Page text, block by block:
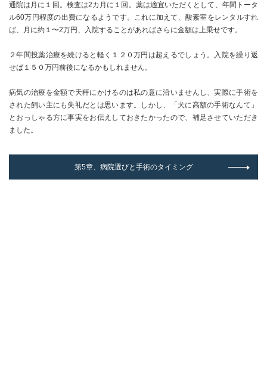
通院は月に１回。検査は2カ月に１回。薬は適宜いただくとして、年間トータ
ル60万円程度の出費になるようです。これに加えて、酸素室をレンタルすれ
ば、月に約１〜2万円、入院することがあればさらに金額は上乗せです。
２年間投薬治療を続けると軽く１２０万円は超えるでしょう。入院を繰り返
せば１５０万円前後になるかもしれません。
病気の治療を金額で天秤にかけるのは私の意に沿いませんし、実際に手術を
された飼い主にも失礼だとは思います。しかし、「犬に高額の手術なんて」
とおっしゃる方に事実をお伝えしておきたかったので、補足させていただき
ました。
第5章、病院選びと手術のタイミング